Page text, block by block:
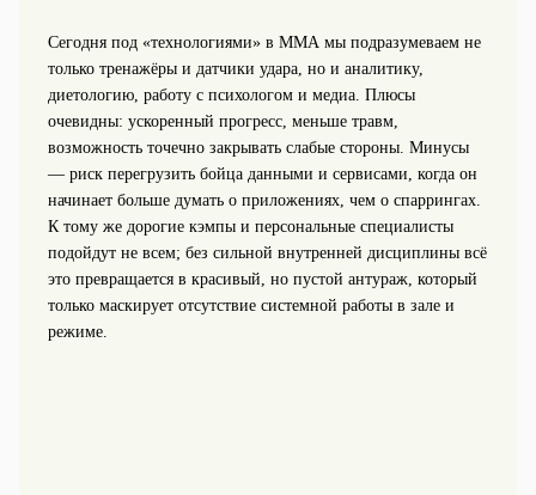
Сегодня под «технологиями» в ММА мы подразумеваем не
только тренажёры и датчики удара, но и аналитику,
диетологию, работу с психологом и медиа. Плюсы
очевидны: ускоренный прогресс, меньше травм,
возможность точечно закрывать слабые стороны. Минусы
— риск перегрузить бойца данными и сервисами, когда он
начинает больше думать о приложениях, чем о спаррингах.
К тому же дорогие кэмпы и персональные специалисты
подойдут не всем; без сильной внутренней дисциплины всё
это превращается в красивый, но пустой антураж, который
только маскирует отсутствие системной работы в зале и
режиме.